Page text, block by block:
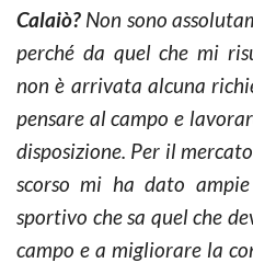
Calaiò?Non sono
perché da quel che mi
non è arrivata alcuna
pensare al campo e
disposizione. Per il mercato
scorso mi ha dato
sportivo che sa quel che
campo e a migliorare la